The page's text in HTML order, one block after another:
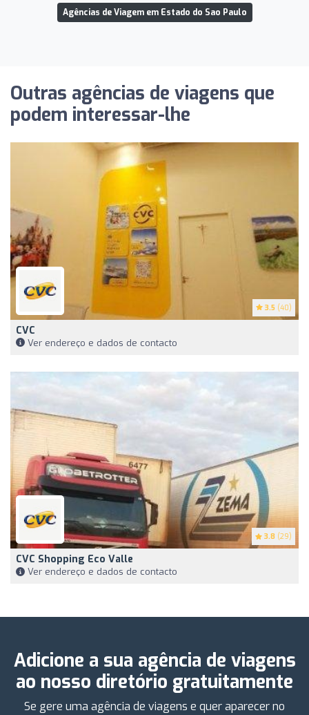
Agências de Viagem em Estado do Sao Paulo
Outras agências de viagens que
podem interessar-lhe
3.5 (40)
CVC
Ver endereço e dados de contacto
3.8 (29)
CVC Shopping Eco Valle
Ver endereço e dados de contacto
Adicione a sua agência de viagens
ao nosso diretório gratuitamente
Se gere uma agência de viagens e quer aparecer no